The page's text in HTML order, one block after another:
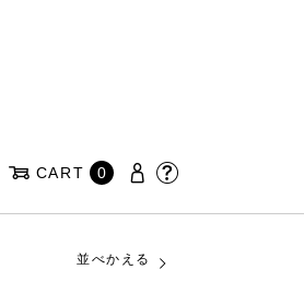
CART 0
並べかえる